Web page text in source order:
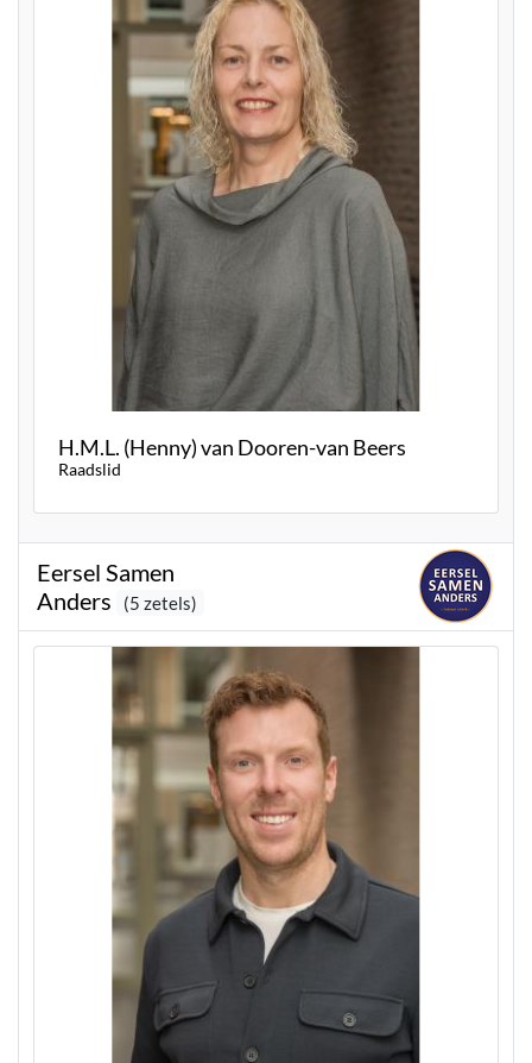
H.M.L. (Henny) van Dooren-van Beers
Raadslid
Eersel Samen
Anders
(5 zetels)